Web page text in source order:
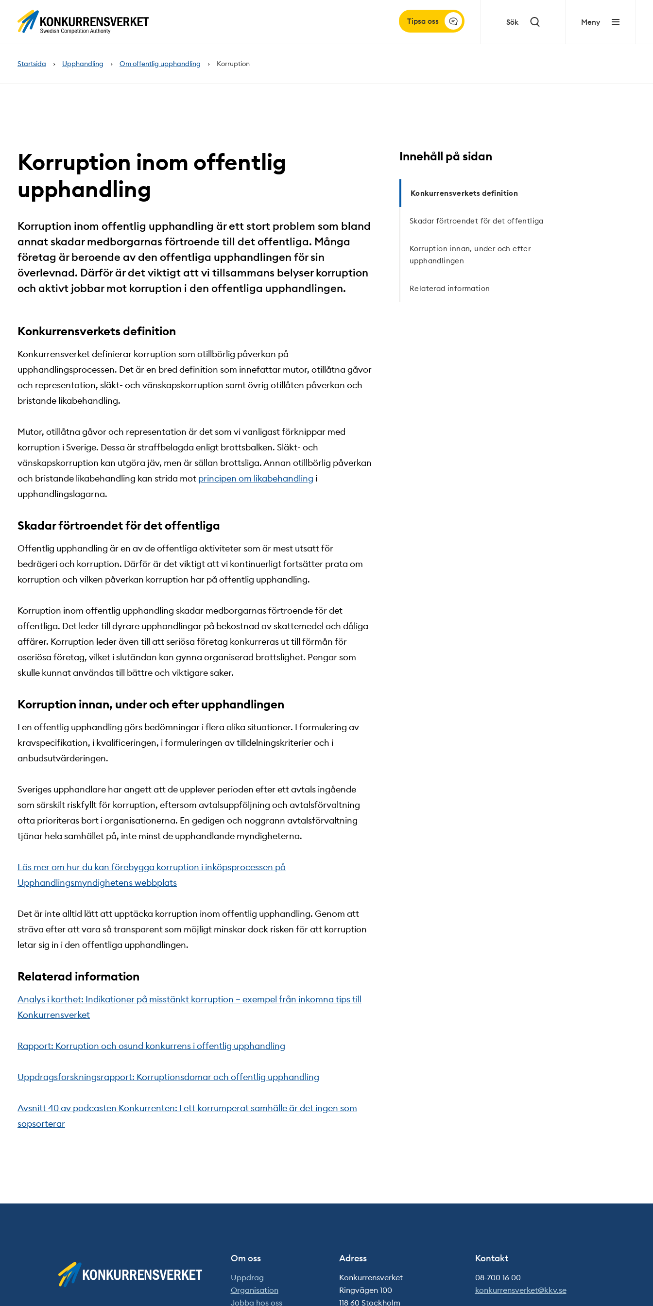
Tipsa oss Sök Meny
Startsida Upphandling Om offentlig upphandling Korruption
Korruption inom offentlig
upphandling
Korruption inom offentlig upphandling är ett stort problem som bland
annat skadar medborgarnas förtroende till det offentliga. Många
företag är beroende av den offentliga upphandlingen för sin
överlevnad. Därför är det viktigt att vi tillsammans belyser korruption
och aktivt jobbar mot korruption i den offentliga upphandlingen.
Konkurrensverkets definition
Konkurrensverket definierar korruption som otillbörlig påverkan på
upphandlingsprocessen. Det är en bred definition som innefattar mutor, otillåtna gåvor
och representation, släkt- och vänskapskorruption samt övrig otillåten påverkan och
bristande likabehandling.
Mutor, otillåtna gåvor och representation är det som vi vanligast förknippar med
korruption i Sverige. Dessa är straffbelagda enligt brottsbalken. Släkt- och
vänskapskorruption kan utgöra jäv, men är sällan brottsliga. Annan otillbörlig påverkan
och bristande likabehandling kan strida mot principen om likabehandling i
upphandlingslagarna.
Skadar förtroendet för det offentliga
Offentlig upphandling är en av de offentliga aktiviteter som är mest utsatt för
bedrägeri och korruption. Därför är det viktigt att vi kontinuerligt fortsätter prata om
korruption och vilken påverkan korruption har på offentlig upphandling.
Korruption inom offentlig upphandling skadar medborgarnas förtroende för det
offentliga. Det leder till dyrare upphandlingar på bekostnad av skattemedel och dåliga
affärer. Korruption leder även till att seriösa företag konkurreras ut till förmån för
oseriösa företag, vilket i slutändan kan gynna organiserad brottslighet. Pengar som
skulle kunnat användas till bättre och viktigare saker.
Korruption innan, under och efter upphandlingen
I en offentlig upphandling görs bedömningar i flera olika situationer. I formulering av
kravspecifikation, i kvalificeringen, i formuleringen av tilldelningskriterier och i
anbudsutvärderingen.
Sveriges upphandlare har angett att de upplever perioden efter ett avtals ingående
som särskilt riskfyllt för korruption, eftersom avtalsuppföljning och avtalsförvaltning
ofta prioriteras bort i organisationerna. En gedigen och noggrann avtalsförvaltning
tjänar hela samhället på, inte minst de upphandlande myndigheterna.
Läs mer om hur du kan förebygga korruption i inköpsprocessen på
Upphandlingsmyndighetens webbplats
Det är inte alltid lätt att upptäcka korruption inom offentlig upphandling. Genom att
sträva efter att vara så transparent som möjligt minskar dock risken för att korruption
letar sig in i den offentliga upphandlingen.
Relaterad information
Analys i korthet: Indikationer på misstänkt korruption – exempel från inkomna tips till
Konkurrensverket
Rapport: Korruption och osund konkurrens i offentlig upphandling
Uppdragsforskningsrapport: Korruptionsdomar och offentlig upphandling
Avsnitt 40 av podcasten Konkurrenten: I ett korrumperat samhälle är det ingen som
sopsorterar
Innehåll på sidan
Konkurrensverkets definition
Skadar förtroendet för det offentliga
Korruption innan, under och efter
upphandlingen
Relaterad information
Om oss
Uppdrag
Organisation
Jobba hos oss
Adress
Konkurrensverket
Ringvägen 100
118 60 Stockholm
Kontakt
08-700 16 00
konkurrensverket@kkv.se